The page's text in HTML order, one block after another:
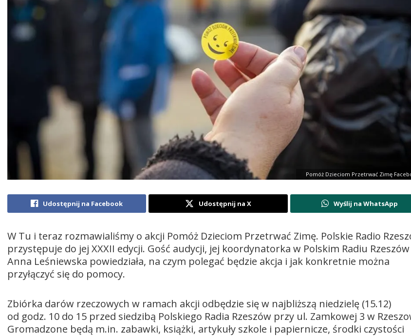
Pomóż Dzieciom Przetrwać Zimę
Udostępnij na Facebook Udostępnij na X Wyślij na WhatsApp
W Tu i teraz rozmawialiśmy o akcji Pomóż Dzieciom Przetrwać Zimę. Polskie Radio
przystępuje do jej XXXII edycji. Gość audycji, jej koordynatorka w Polskim Radiu Rzeszów
Anna Leśniewska powiedziała, na czym polegać będzie akcja i jak konkretnie można
przyłączyć się do pomocy.
Zbiórka darów rzeczowych w ramach akcji odbędzie się w najbliższą niedzielę (15.12)
od godz. 10 do 15 przed siedzibą Polskiego Radia Rzeszów przy ul. Zamkowej 3 w
Gromadzone będą m.in. zabawki, książki, artykuły szkole i papiernicze, środki czystości